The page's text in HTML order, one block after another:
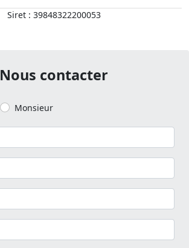
Siret : 39848322200053
Nous contacter
Monsieur